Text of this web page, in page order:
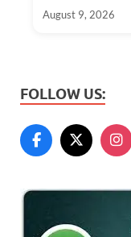
August 9, 2026
FOLLOW US: